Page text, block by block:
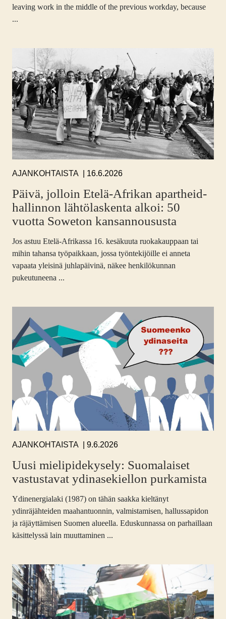
leaving work in the middle of the previous workday, because
...
AJANKOHTAISTA 16.6.2026
Päivä, jolloin Etelä-Afrikan apartheid-
hallinnon lähtölaskenta alkoi: 50
vuotta Soweton kansannoususta
Jos astuu Etelä-Afrikassa 16. kesäkuuta ruokakauppaan tai
mihin tahansa työpaikkaan, jossa työntekijöille ei anneta
vapaata yleisinä juhlapäivinä, näkee henkilökunnan
pukeutuneena ...
AJANKOHTAISTA 9.6.2026
Uusi mielipidekysely: Suomalaiset
vastustavat ydinasekiellon purkamista
Ydinenergialaki (1987) on tähän saakka kieltänyt
ydinräjähteiden maahantuonnin, valmistamisen, hallussapidon
ja räjäyttämisen Suomen alueella. Eduskunnassa on parhaillaan
käsittelyssä lain muuttaminen ...